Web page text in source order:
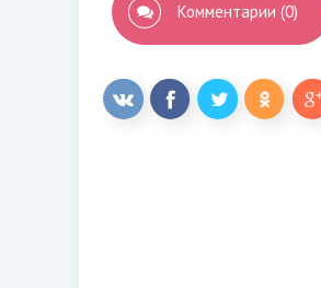
Комментарии (0)